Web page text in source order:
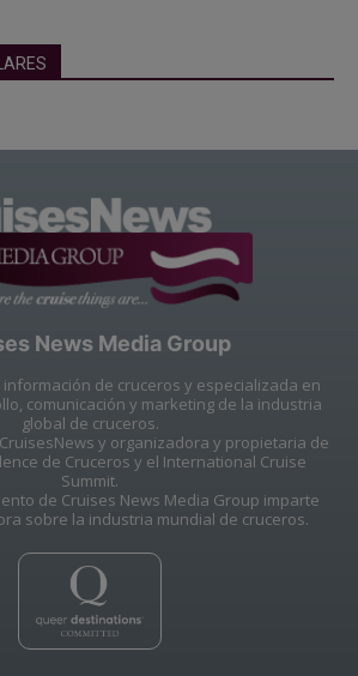
News Media Group
de cruceros y especializada en
comunicación y marketing de la industria
global de cruceros.
y organizadora y propietaria de
de Cruceros y el International Cruise
Summit.
de Cruises News Media Group imparte
sobre la industria mundial de cruceros.